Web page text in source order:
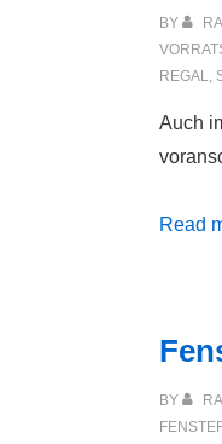
BY
REGAL,
Auch
April
Read
BY